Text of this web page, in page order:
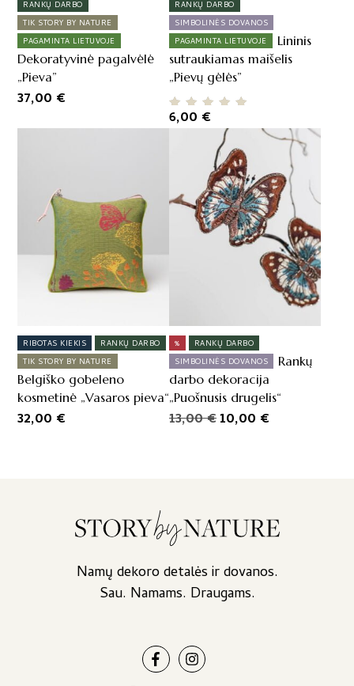
RANKŲ DARBO
TIK STORY BY NATURE
PAGAMINTA LIETUVOJE
Dekoratyvinė pagalvėlė
„Pieva”
37,00 €
RANKŲ DARBO
SIMBOLINĖS DOVANOS
PAGAMINTA LIETUVOJE
Lininis
sutraukiamas maišelis
„Pievų gėlės”
Įvertinimas:
6,00 €
RIBOTAS KIEKIS
RANKŲ DARBO
TIK STORY BY NATURE
Belgiško gobeleno
kosmetinė „Vasaros pieva“
32,00 €
%
RANKŲ DARBO
SIMBOLINĖS DOVANOS
Rankų
darbo dekoracija
„Puošnusis drugelis“
13,00€Original
10,00 €
Namų dekoro detalės ir dovanos.
Sau. Namams. Draugams.